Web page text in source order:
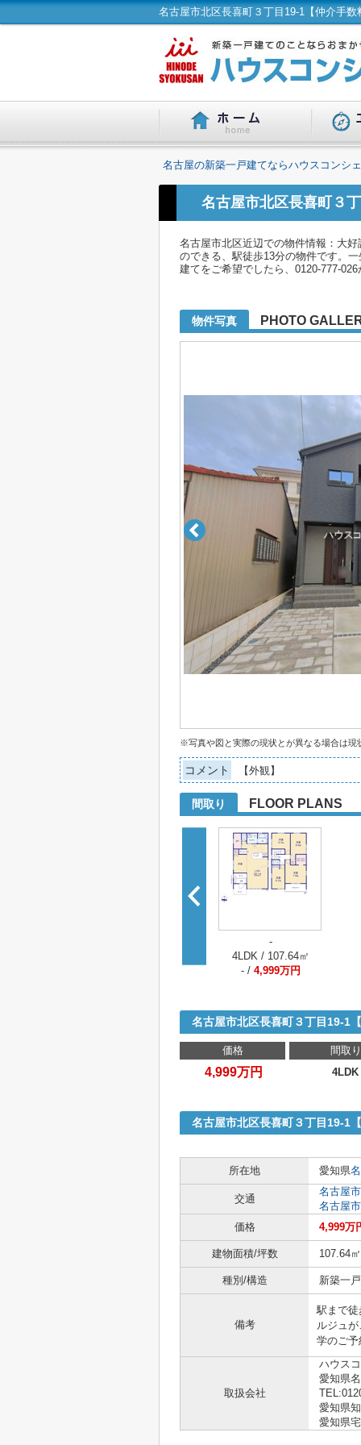
名古屋の新築一戸建てならハウスコンシ
名古屋市北区長喜町３
名古屋市北区近辺での物件情報：大
のできる、駅徒歩13分の物件です。
建てをご希望でしたら、0120-777-026
物件写真 PHOTO
※写真や図と実際の現状とが異なる場合は現
コメント 【外観】
間取り FLOOR PLANS
-
4LDK / 107.64㎡
- / 4,999万円
名古屋市北区長喜町３丁目19-1
価格 間取り
4,999万円 4LDK
名古屋市北区長喜町３丁目19-1
所在地
愛知県
交通
名古屋
名古屋
価格
4,999万
建物面積/坪数 107.64
種別/構造 新築一
備考
駅まで
ルジュ
学のご予
取扱会社
ハウス
愛知県
愛知県
愛知県